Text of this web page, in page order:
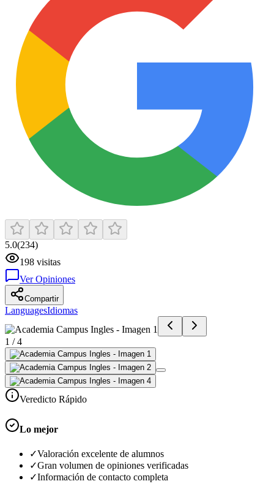
5.0(234)
198 visitas
Ver Opiniones
Compartir
LanguagesIdiomas
1 /4
Veredicto Rápido
Lo mejor
✓Valoración excelente de alumnos
✓Gran volumen de opiniones verificadas
✓Información de contacto completa